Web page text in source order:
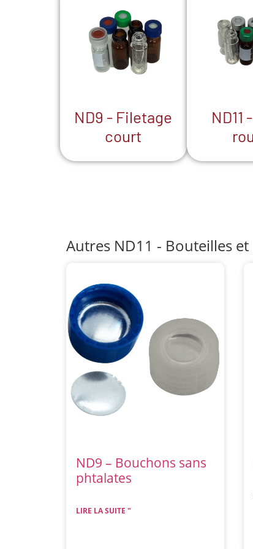
ND9 - Filetage
court
ND11
Autres ND11 - Bouteilles
ND9 – Bouchons sans
phtalates
LIRE LA SUITE "